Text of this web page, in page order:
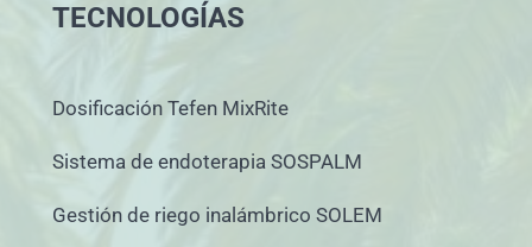
TECNOLOGÍAS
Dosificación Tefen MixRite
Sistema de endoterapia SOSPALM
Gestión de riego inalámbrico SOLEM